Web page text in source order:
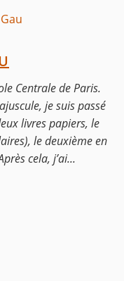
Centrale de Paris.
je suis passé
livres papiers, le
le deuxième en
cela, j’ai...